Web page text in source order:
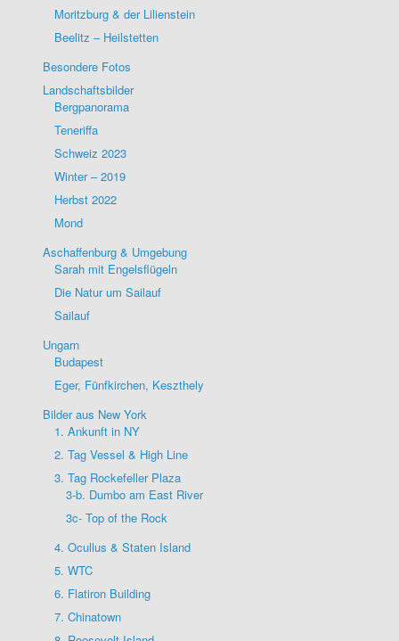
Moritzburg & der Lilienstein
Beelitz – Heilstetten
Besondere Fotos
Landschaftsbilder
Bergpanorama
Teneriffa
Schweiz 2023
Winter – 2019
Herbst 2022
Mond
Aschaffenburg & Umgebung
Sarah mit Engelsflügeln
Die Natur um Sailauf
Sailauf
Ungarn
Budapest
Eger, Fünfkirchen, Keszthely
Bilder aus New York
1. Ankunft in NY
2. Tag Vessel & High Line
3. Tag Rockefeller Plaza
3-b. Dumbo am East River
3c- Top of the Rock
4. Ocullus & Staten Island
5. WTC
6. Flatiron Building
7. Chinatown